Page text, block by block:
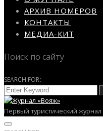
АРХИВ НОМЕРОВ
КОНТАКТЫ
МЕДИА-КИТ
Поиск по сайту
SEARCH FOR:
Первый туристический журнал